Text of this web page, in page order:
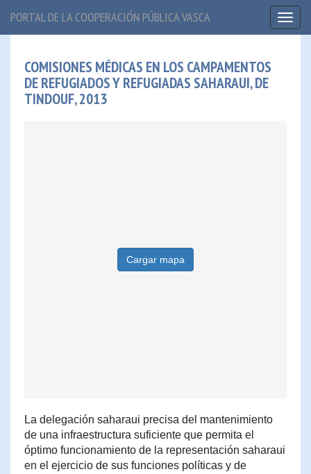
PORTAL DE LA COOPERACIÓN PÚBLICA VASCA
COMISIONES MÉDICAS EN LOS CAMPAMENTOS
DE REFUGIADOS Y REFUGIADAS SAHARAUI, DE
TINDOUF, 2013
Cargar mapa
La delegación saharaui precisa del mantenimiento
de una infraestructura suficiente que permita el
óptimo funcionamiento de la representación saharaui
en el ejercicio de sus funciones políticas y de